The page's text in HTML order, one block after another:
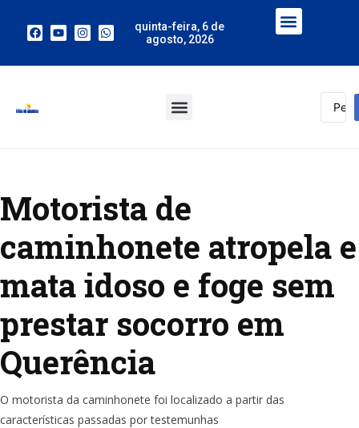
quinta-feira, 6 de
agosto, 2026
Motorista de
caminhonete atropela e
mata idoso e foge sem
prestar socorro em
Querência
O motorista da caminhonete foi localizado a partir das
características passadas por testemunhas